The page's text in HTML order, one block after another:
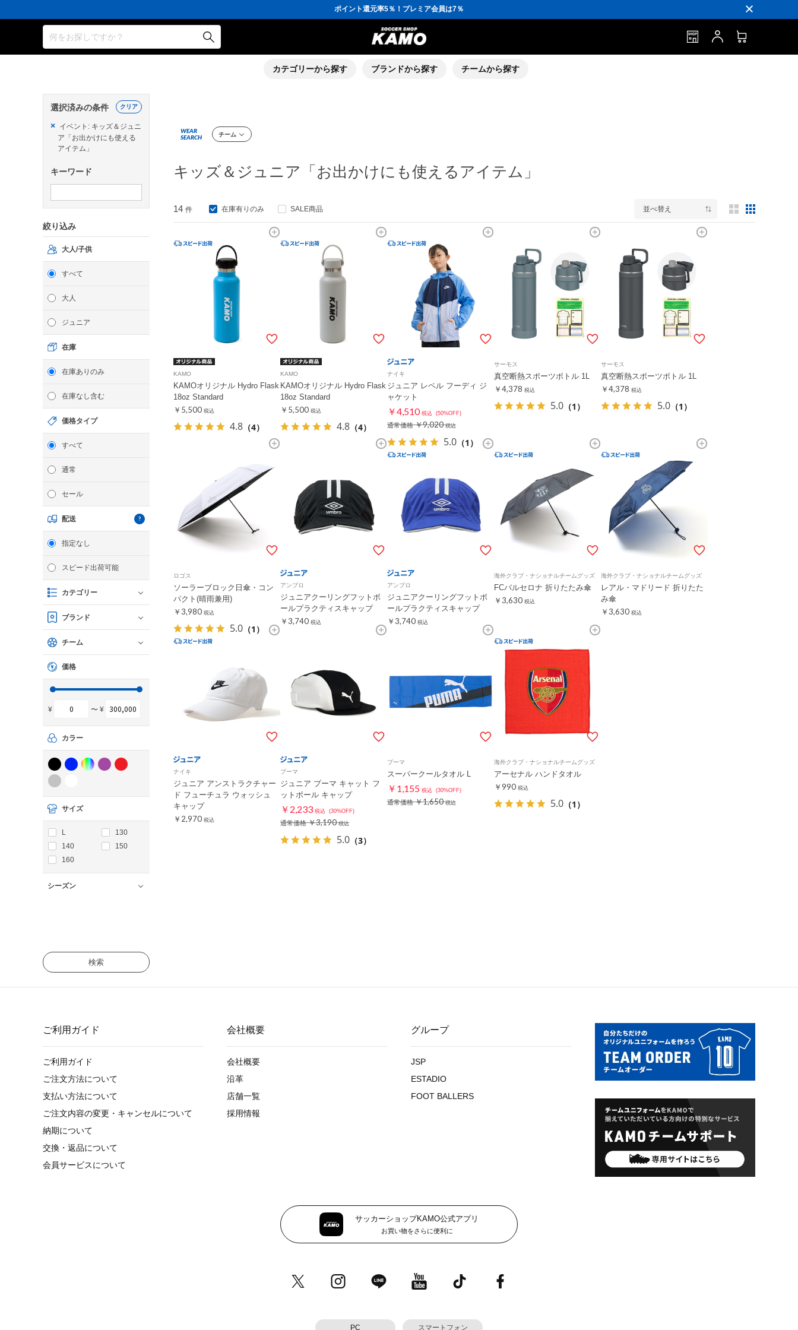
ポイント還元率5％！プレミア会員は7％
会員の方にはお誕生月に「10％OFFクーポン」プレゼント！
16,000円(税込)以上でシューズケースプレゼント！
3,300円(税込)以上で送料無料！
ポイント還元率5％！プレミア会員は7％
会員の方にはお誕生月に「10％OFFクーポン」プレゼント！
何をお探しですか？
カテゴリーから探す ブランドから探す チームから探す
検索
選択済みの条件
× イベント: キッズ＆ジュニ
ア「お出かけにも使える
アイテム」
キーワード
クリア
絞り込み
大人/子供
すべて
大人
ジュニア
在庫
在庫ありのみ
在庫なし含む
価格タイプ
すべて
通常
セール
配送
指定なし
スピード出荷可能
カテゴリー
ブランド
チーム
価格
¥ 〜 ¥
カラー
サイズ
L
130
140
150
160
シーズン
WEAR
SEARCH
チーム
キッズ＆ジュニア「お出かけにも使えるアイテム」
14 件 在庫有りのみ SALE商品 並べ替え 3列表示
KAMO
KAMOオリジナル Hydro Flask
18oz Standard
￥5,500 税込
4.8 （4）
KAMO
KAMOオリジナル Hydro Flask
18oz Standard
￥5,500 税込
4.8 （4）
ナイキ
ジュニア レペル フーディ ジ
ャケット
￥4,510 税込 (50%OFF)
通常価格￥9,020 税込
5.0 （1）
サーモス
真空断熱スポーツボトル 1L
￥4,378 税込
5.0 （1）
サーモス
真空断熱スポーツボトル 1L
￥4,378 税込
5.0 （1）
ロゴス
ソーラーブロック日傘・コン
パクト(晴雨兼用)
￥3,980 税込
5.0 （1）
アンブロ
ジュニアクーリングフットボ
ールプラクティスキャップ
￥3,740 税込
アンブロ
ジュニアクーリングフットボ
ールプラクティスキャップ
￥3,740 税込
海外クラブ・ナショナルチームグッズ
FCバルセロナ 折りたたみ傘
￥3,630 税込
海外クラブ・ナショナルチームグッズ
レアル・マドリード 折りたた
み傘
￥3,630 税込
ナイキ
ジュニア アンストラクチャー
ド フューチュラ ウォッシュ
キャップ
￥2,970 税込
プーマ
ジュニア プーマ キャット フ
ットボール キャップ
￥2,233 税込 (30%OFF)
通常価格￥3,190 税込
5.0 （3）
プーマ
スーパークールタオル L
￥1,155 税込 (30%OFF)
通常価格￥1,650 税込
海外クラブ・ナショナルチームグッズ
アーセナル ハンドタオル
￥990 税込
5.0 （1）
ご利用ガイド
ご利用ガイド
ご注文方法について
支払い方法について
ご注文内容の変更・キャンセルについて
納期について
交換・返品について
会員サービスについて
会社概要
会社概要
沿革
店舗一覧
採用情報
グループ
JSP
ESTADIO
FOOT BALLERS
サッカーショップKAMO公式アプリ
お買い物をさらに便利に
PC スマートフォン